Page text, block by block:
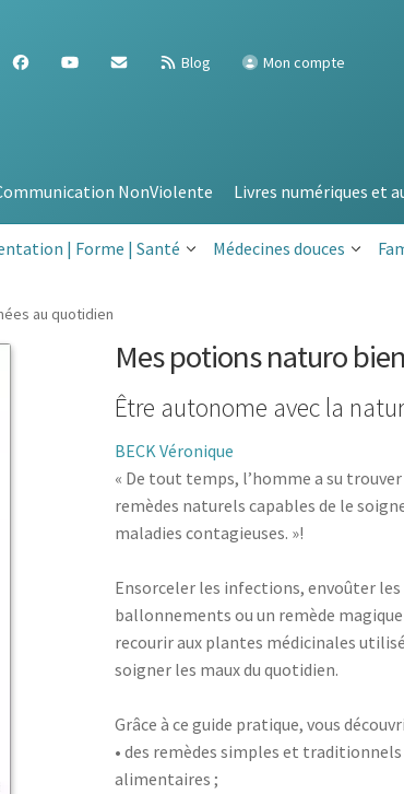
Blog Mon compte
NonViolente Livres numériques et
| Forme | Santé Médecines douces
au quotidien
Mes potions naturo
Être autonome avec la
BECK Véronique
« De tout temps, l’homme a su
remèdes naturels capables de le
maladies contagieuses. »!
Ensorceler les infections, envoûter
ballonnements ou un remède
recourir aux plantes médicinales
soigner les maux du quotidien.
Grâce à ce guide pratique, vous
• des remèdes simples et
alimentaires ;